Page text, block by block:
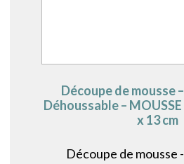
Découpe de mousse
Déhoussable – MOUSSE
x 13 cm
Découpe de mousse